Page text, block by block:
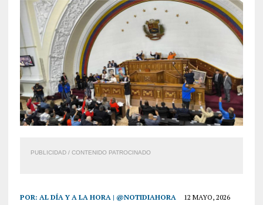
PUBLICIDAD / CONTENIDO PATROCINADO
POR: AL DÍA Y A LA HORA | @NOTIDIAHORA 12 MAYO, 2026